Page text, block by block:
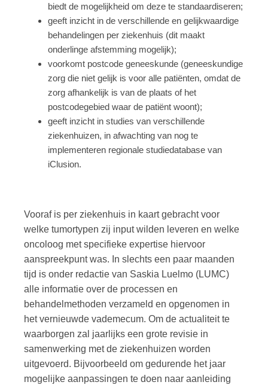
biedt de mogelijkheid om deze te standaardiseren;
geeft inzicht in de verschillende en gelijkwaardige
behandelingen per ziekenhuis (dit maakt
onderlinge afstemming mogelijk);
voorkomt postcode geneeskunde (geneeskundige
zorg die niet gelijk is voor alle patiënten, omdat de
zorg afhankelijk is van de plaats of het
postcodegebied waar de patiënt woont);
geeft inzicht in studies van verschillende
ziekenhuizen, in afwachting van nog te
implementeren regionale studiedatabase van
iClusion.
Vooraf is per ziekenhuis in kaart gebracht voor
welke tumortypen zij input wilden leveren en welke
oncoloog met specifieke expertise hiervoor
aanspreekpunt was. In slechts een paar maanden
tijd is onder redactie van Saskia Luelmo (LUMC)
alle informatie over de processen en
behandelmethoden verzameld en opgenomen in
het vernieuwde vademecum. Om de actualiteit te
waarborgen zal jaarlijks een grote revisie in
samenwerking met de ziekenhuizen worden
uitgevoerd. Bijvoorbeeld om gedurende het jaar
mogelijke aanpassingen te doen naar aanleiding